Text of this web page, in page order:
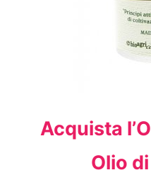
Acquista
Olio